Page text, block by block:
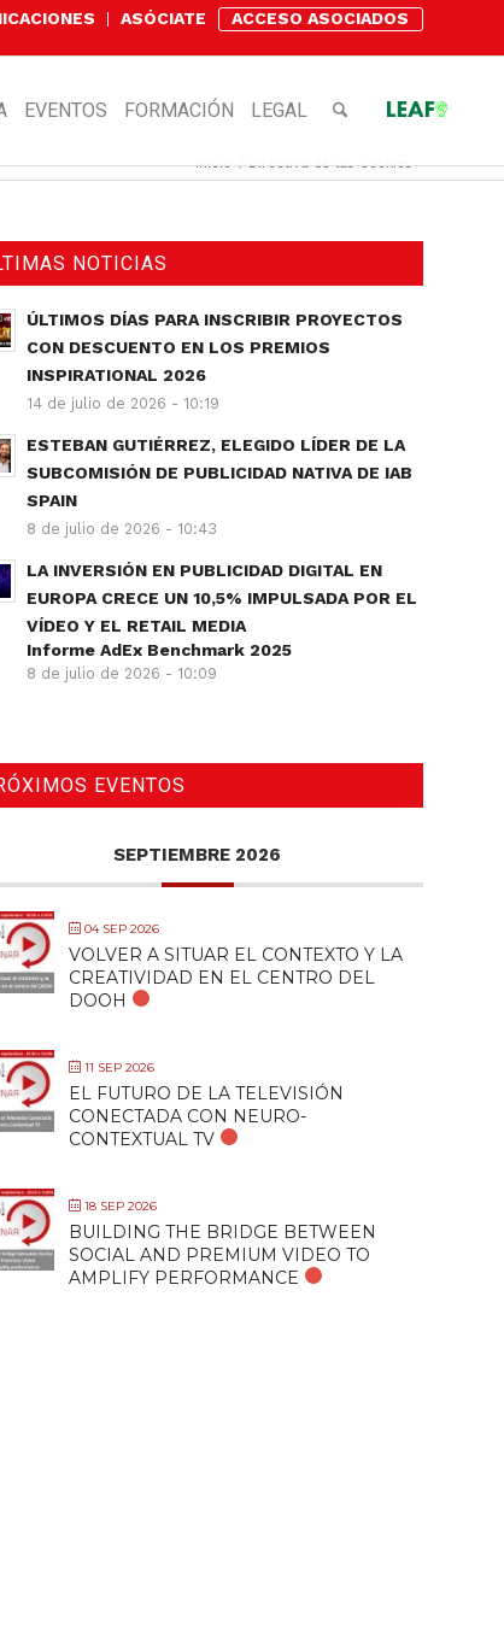
ASÓCIATE
ACCESO ASOCIADOS
EVENTOS FORMACIÓN LEGAL
Inicio / Directiva de las Cookies
NOTICIAS
ÚLTIMOS DÍAS PARA INSCRIBIR PROYECTOS
CON DESCUENTO EN LOS PREMIOS
INSPIRATIONAL 2026
14 de julio de 2026 - 10:19
ESTEBAN GUTIÉRREZ, ELEGIDO LÍDER DE LA
SUBCOMISIÓN DE PUBLICIDAD NATIVA DE IAB
SPAIN
8 de julio de 2026 - 10:43
LA INVERSIÓN EN PUBLICIDAD DIGITAL EN
EUROPA CRECE UN 10,5% IMPULSADA POR EL
VÍDEO Y EL RETAIL MEDIA
Informe AdEx Benchmark 2025
8 de julio de 2026 - 10:09
EVENTOS
SEPTIEMBRE 2026
04 SEP 2026
VOLVER A SITUAR EL CONTEXTO Y LA
CREATIVIDAD EN EL CENTRO DEL
DOOH
11 SEP 2026
EL FUTURO DE LA TELEVISIÓN
CONECTADA CON NEURO-
CONTEXTUAL TV
18 SEP 2026
BUILDING THE BRIDGE BETWEEN
SOCIAL AND PREMIUM VIDEO TO
AMPLIFY PERFORMANCE